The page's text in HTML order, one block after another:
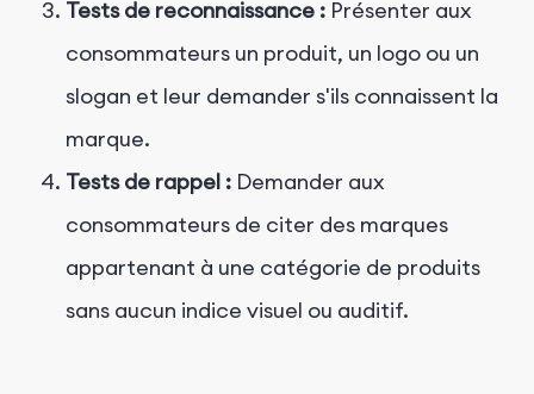
Tests de reconnaissance : Présenter aux
consommateurs un produit, un logo ou un
slogan et leur demander s'ils connaissent la
marque.
Tests de rappel : Demander aux
consommateurs de citer des marques
appartenant à une catégorie de produits
sans aucun indice visuel ou auditif.